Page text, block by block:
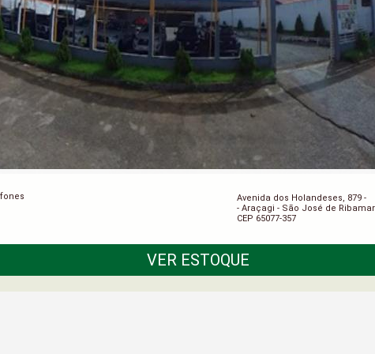
Avenida dos Holandeses, 879 -
- Araçagi - São José de
CEP 65077-357
VER ESTOQUE